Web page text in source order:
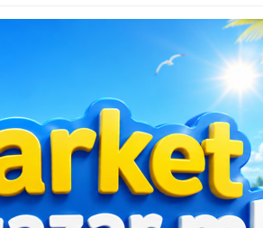
Услови за користење